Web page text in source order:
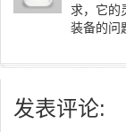
求，它的
装备的问
发表评论: